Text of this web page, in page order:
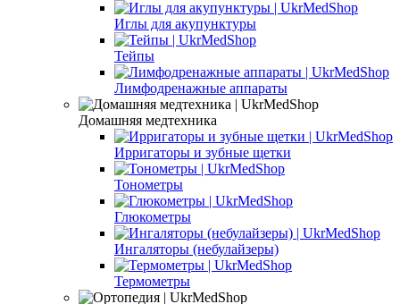
Иглы для акупунктуры
Тейпы
Лимфодренажные аппараты
Домашняя медтехника
Ирригаторы и зубные щетки
Тонометры
Глюкометры
Ингаляторы (небулайзеры)
Термометры